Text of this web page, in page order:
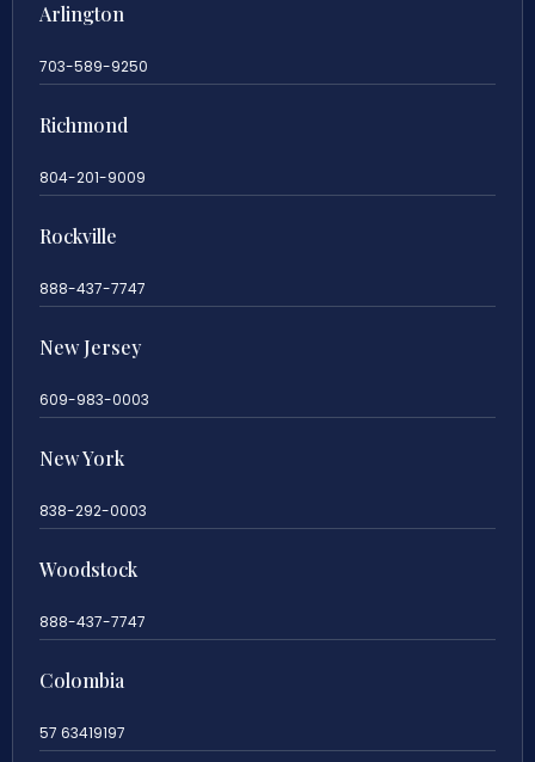
Arlington
703-589-9250
Richmond
804-201-9009
Rockville
888-437-7747
New Jersey
609-983-0003
New York
838-292-0003
Woodstock
888-437-7747
Colombia
57 63419197